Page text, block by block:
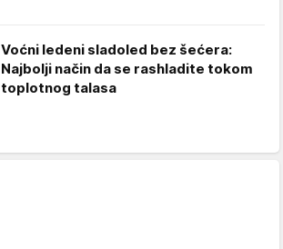
Voćni ledeni sladoled bez šećera:
Najbolji način da se rashladite tokom
toplotnog talasa